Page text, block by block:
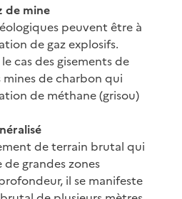
de mine
peuvent être à
de gaz explosifs.
cas des gisements de
de charbon qui
de méthane (grisou)
de terrain brutal qui
de grandes zones
il se manifeste